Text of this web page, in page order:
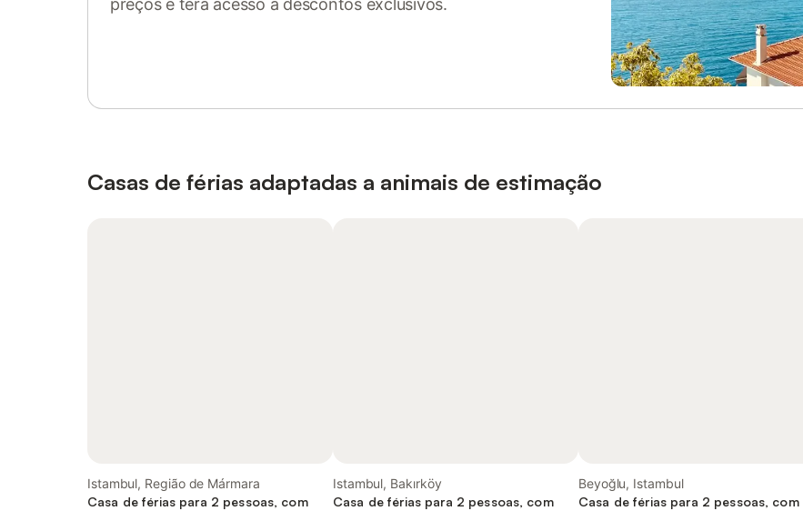
preços e terá acesso a descontos exclusivos.
Casas de férias adaptadas a animais de estimação
Istambul, Região de Mármara
Casa de férias para 2 pessoas, com
Istambul, Bakırköy
Casa de férias para 2 pessoas, com
Beyoğlu, Istambul
Casa de férias para 2 pessoas, com